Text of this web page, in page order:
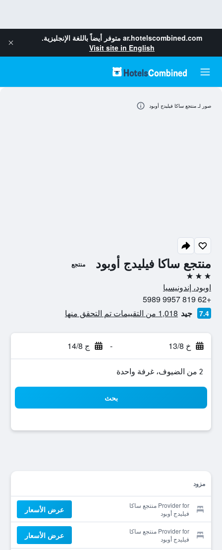
ar.hotelscombined.com متوفر أيضاً باللغة الإنجليزية.
Visit site in English
منتجع ساكا فيليدج أوبود منتجع
3 نجوم
اوبود، إندونيسيا
+62 819 9957 5989
7.4 جيد 1,018 من التقييمات تم التحقق منها
خ 13/8 - ج 14/8
2 من الضيوف، غرفة واحدة
بحث
مزود
Provider for منتجع ساكا
فيليدج أوبود
عرض الأسعار
Provider for منتجع ساكا
فيليدج أوبود
عرض الأسعار
صور لـ منتجع ساكا فيليدج أوبود